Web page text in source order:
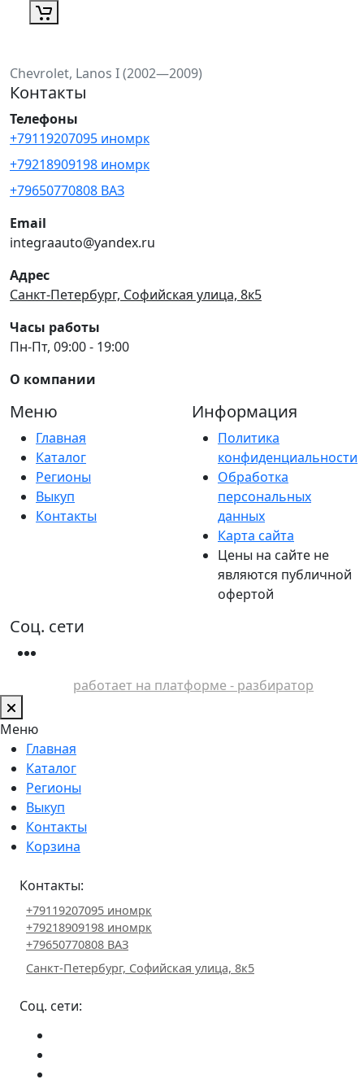
Chevrolet, Lanos I (2002—2009)
Контакты
Телефоны
+79119207095 иномрк
+79218909198 иномрк
+79650770808 ВАЗ
Email
integraauto@yandex.ru
Адрес
Санкт-Петербург, Софийская улица, 8к5
Часы работы
Пн-Пт, 09:00 - 19:00
О компании
Меню
Главная
Каталог
Регионы
Выкуп
Контакты
Информация
Политика
конфиденциальности
Обработка
персональных
данных
Карта сайта
Цены на сайте не
являются публичной
офертой
Соц. сети
работает на платформе - разбиратор
Меню
Главная
Каталог
Регионы
Выкуп
Контакты
Корзина
Контакты:
+79119207095 иномрк
+79218909198 иномрк
+79650770808 ВАЗ
Санкт-Петербург, Софийская улица, 8к5
Соц. сети: